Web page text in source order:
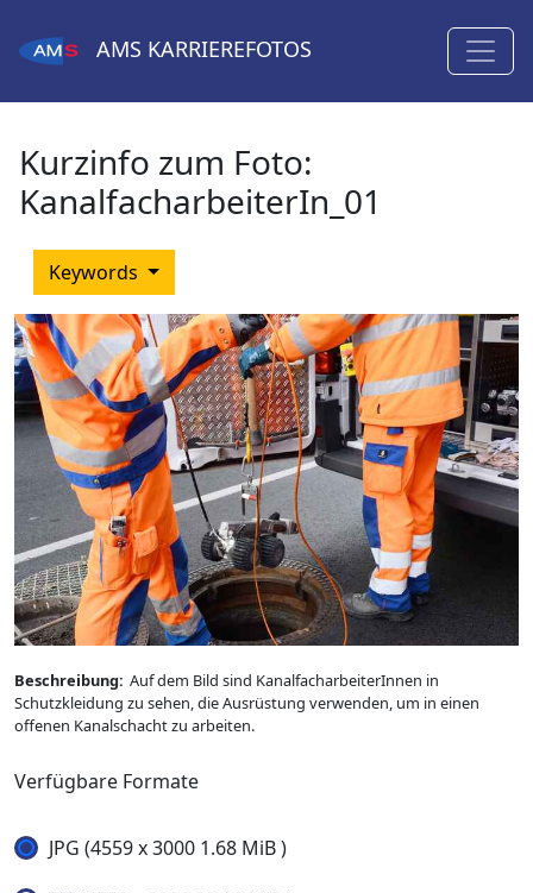
AMS KARRIEREFOTOS
Kurzinfo zum Foto:
KanalfacharbeiterIn_01
Keywords
Beschreibung: Auf dem Bild sind KanalfacharbeiterInnen in
Schutzkleidung zu sehen, die Ausrüstung verwenden, um in einen
offenen Kanalschacht zu arbeiten.
Verfügbare Formate
JPG (4559 x 3000 1.68 MiB )